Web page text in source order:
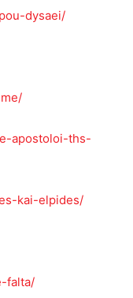
dysaei/
apostoloi-ths-
kai-elpides/
falta/